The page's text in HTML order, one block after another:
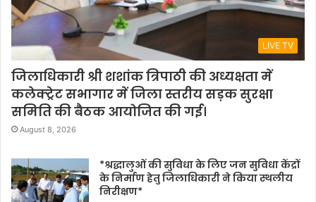
LIVE TV
जिलाधिकारी श्री शशांक त्रिपाठी की अध्यक्षता में
कलेक्ट्रेट सभागार में जिला स्तरीय सड़क सुरक्षा
समिति की बैठक आयोजित की गई।
August 8, 2026
*श्रद्धालुओं की सुविधा के लिए जन सुविधा केंद्रों
के निर्माण हेतु जिलाधिकारी ने किया स्थलीय
निरीक्षण*